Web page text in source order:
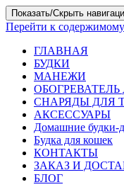
Показать/Скрыть
Перейти к содержимому
ГЛАВНАЯ
БУДКИ
МАНЕЖИ
ОБОГРЕВАТЕЛЬ
СНАРЯДЫ ДЛЯ
АКСЕССУАРЫ
Домашние будки-
Будка для кошек
КОНТАКТЫ
ЗАКАЗ И
БЛОГ